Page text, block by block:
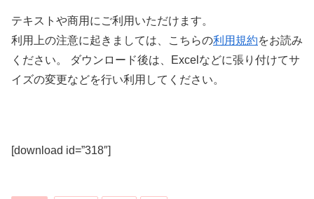
テキストや商用にご利用いただけます。
利用上の注意に起きましては、こちらの利用規約をお読み
ください。 ダウンロード後は、Excelなどに張り付けてサ
イズの変更などを行い利用してください。
[download id=”318″]